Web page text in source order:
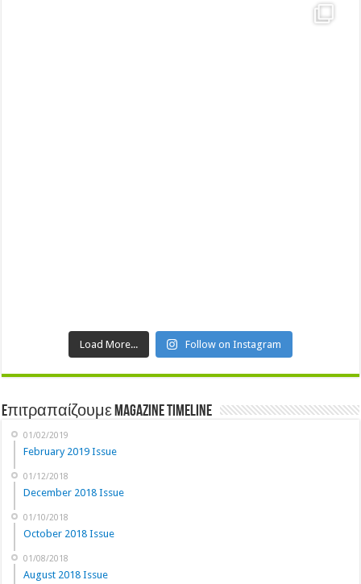
Load More... Follow on Instagram
Eπιτραπαίζουμε Magazine Timeline
01/02/2019
February 2019 Issue
01/12/2018
December 2018 Issue
01/10/2018
October 2018 Issue
01/08/2018
August 2018 Issue